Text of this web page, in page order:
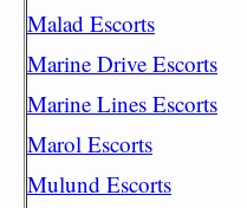
Malad Escorts
Marine Drive Escorts
Marine Lines Escorts
Marol Escorts
Mulund Escorts